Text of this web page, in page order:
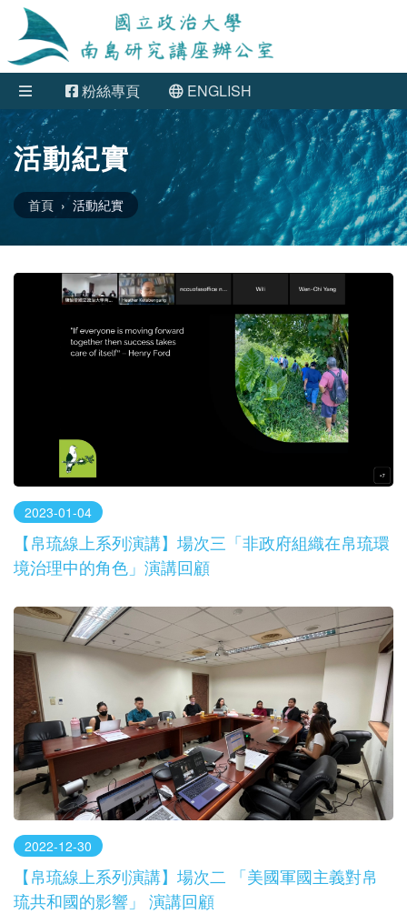
粉絲專頁 ENGLISH
活動紀實
首頁 活動紀實
2023-01-04
【帛琉線上系列演講】場次三「非政府組織在帛琉環
境治理中的角色」演講回顧
2022-12-30
【帛琉線上系列演講】場次二 「美國軍國主義對帛
琉共和國的影響」 演講回顧